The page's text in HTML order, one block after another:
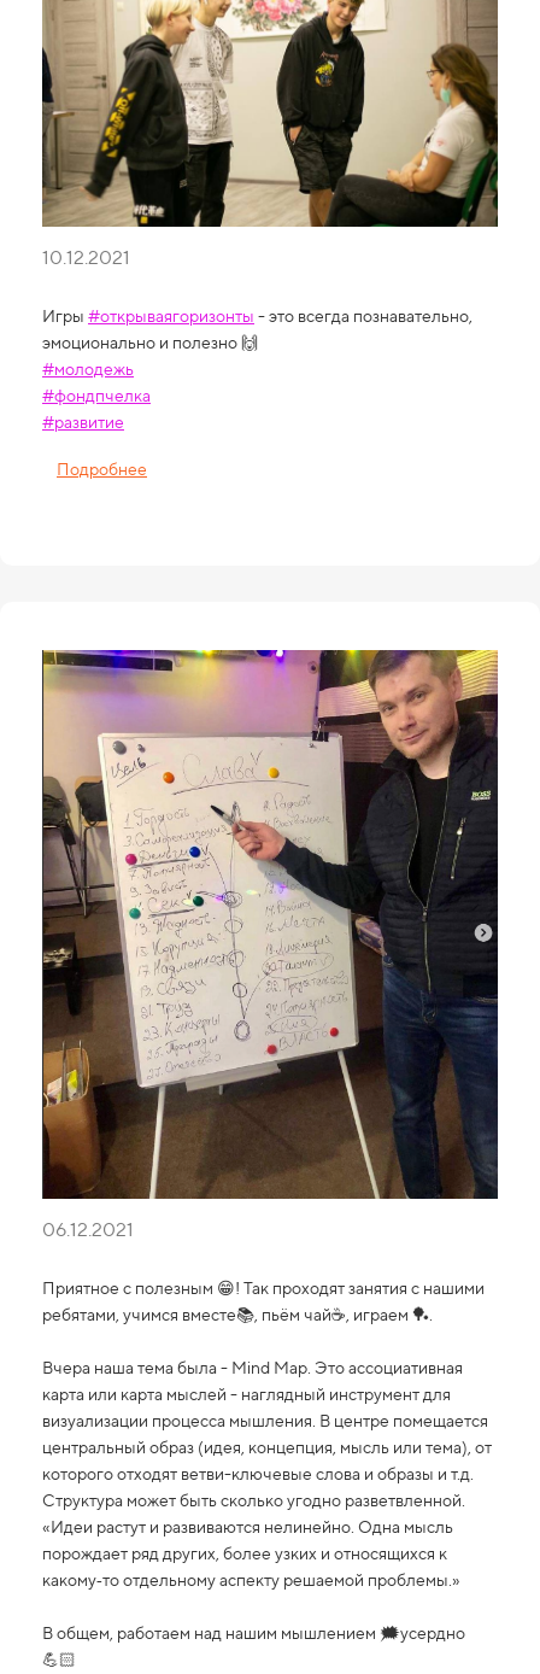
10.12.2021
Игры #открываягоризонты - это всегда познавательно,
эмоционально и полезно 🙌
#молодежь
#фондпчелка
#развитие
Подробнее
06.12.2021
Приятное с полезным 😁! Так проходят занятия с нашими
ребятами, учимся вместе📚, пьём чай☕️, играем 🏓.
Вчера наша тема была - Mind Map. Это ассоциативная
карта или карта мыслей - наглядный инструмент для
визуализации процесса мышления. В центре помещается
центральный образ (идея, концепция, мысль или тема), от
которого отходят ветви-ключевые слова и образы и т.д.
Структура может быть сколько угодно разветвленной.
«Идеи растут и развиваются нелинейно. Одна мысль
порождает ряд других, более узких и относящихся к
какому‑то отдельному аспекту решаемой проблемы.»
В общем, работаем над нашим мышлением 🗯усердно
💪🏻